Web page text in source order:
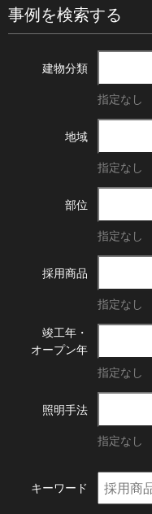
事例を検索する
建物分類
指定なし
地域
指定なし
部位
指定なし
採用商品
指定なし
竣工年・
オープン年
指定なし
照明手法
指定なし
キーワード